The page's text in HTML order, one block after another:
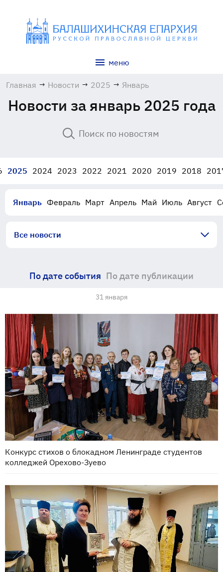
меню
Главная → Новости → 2025 → Январь
Новости за январь 2025 года
2025 2024 2023 2022 2021 2020 2019 2018
Январь Февраль Март Апрель Май Июль Август
Все новости
По дате события По дате публикации
31 января
Конкурс стихов о блокадном Ленинграде студентов
колледжей Орехово-Зуево